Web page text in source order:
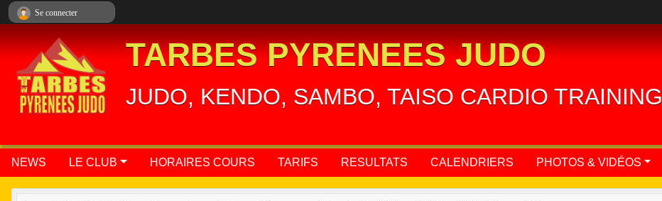
TARBES PYRENEES JUDO
JUDO, KENDO, SAMBO, TAISO CARDIO TRAINING
NEWS LE CLUB HORAIRES COURS TARIFS RESULTATS CALENDRIERS PHOTOS & VIDÉOS
Se connecter
Panneau de gestion des cookies